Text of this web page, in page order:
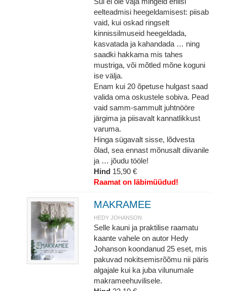
eelteadmisi heegeldamisest: piisab
vaid, kui oskad ringselt
kinnissilmuseid heegeldada,
kasvatada ja kahandada … ning
saadki hakkama mis tahes
mustriga, või mõtled mõne koguni
ise välja.
Enam kui 20 õpetuse hulgast saad
valida oma oskustele sobiva. Pead
vaid samm-sammult juhtnööre
järgima ja piisavalt kannatlikkust
varuma.
Hinga sügavalt sisse, lõdvesta
õlad, sea ennast mõnusalt diivanile
ja … jõudu tööle!
Hind 15,90 €
Raamat on läbimüüdud!
MAKRAMEE
HEDY JOHANSON
Selle kauni ja praktilise raamatu
kaante vahele on autor Hedy
Johanson koondanud 25 eset, mis
pakuvad nokitsemisrõõmu nii päris
algajale kui ka juba vilunumale
makrameehuvilisele.